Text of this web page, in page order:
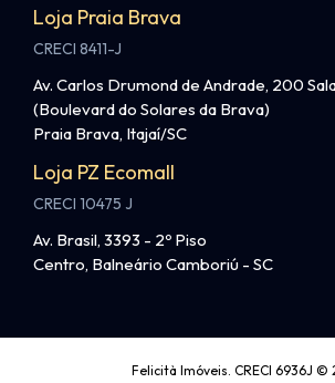
Loja Praia Brava
CRECI 8411-J
Av. Carlos Drumond de Andrade, 200
(Boulevard do Solares da Brava)
Praia Brava, Itajaí/SC
Loja PZ Ecomall
CRECI 10475 J
Av. Brasil, 3393 - 2º Piso
Centro, Balneário Camboriú - SC
Felicità Imóveis. CRECI 6936J ©